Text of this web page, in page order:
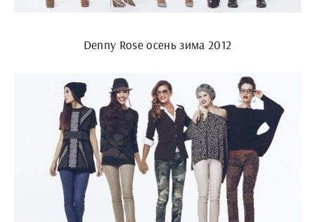
Denny Rose осень зима 2012